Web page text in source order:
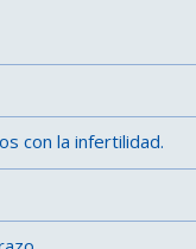
con la infertilidad.